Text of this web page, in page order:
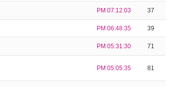
PM 07:12:03 37
PM 06:48:35 39
PM 05:31:30 71
PM 05:05:35 81